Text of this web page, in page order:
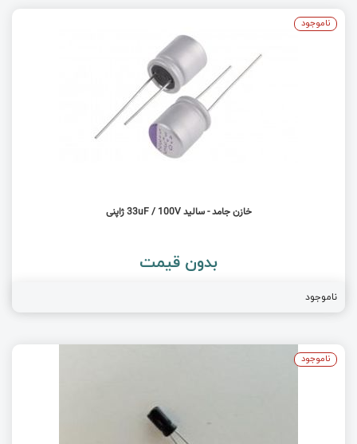
خازن جامد - سالید 33uF / 100V ژاپنی
بدون قیمت
ناموجود
ناموجود
ناموجود